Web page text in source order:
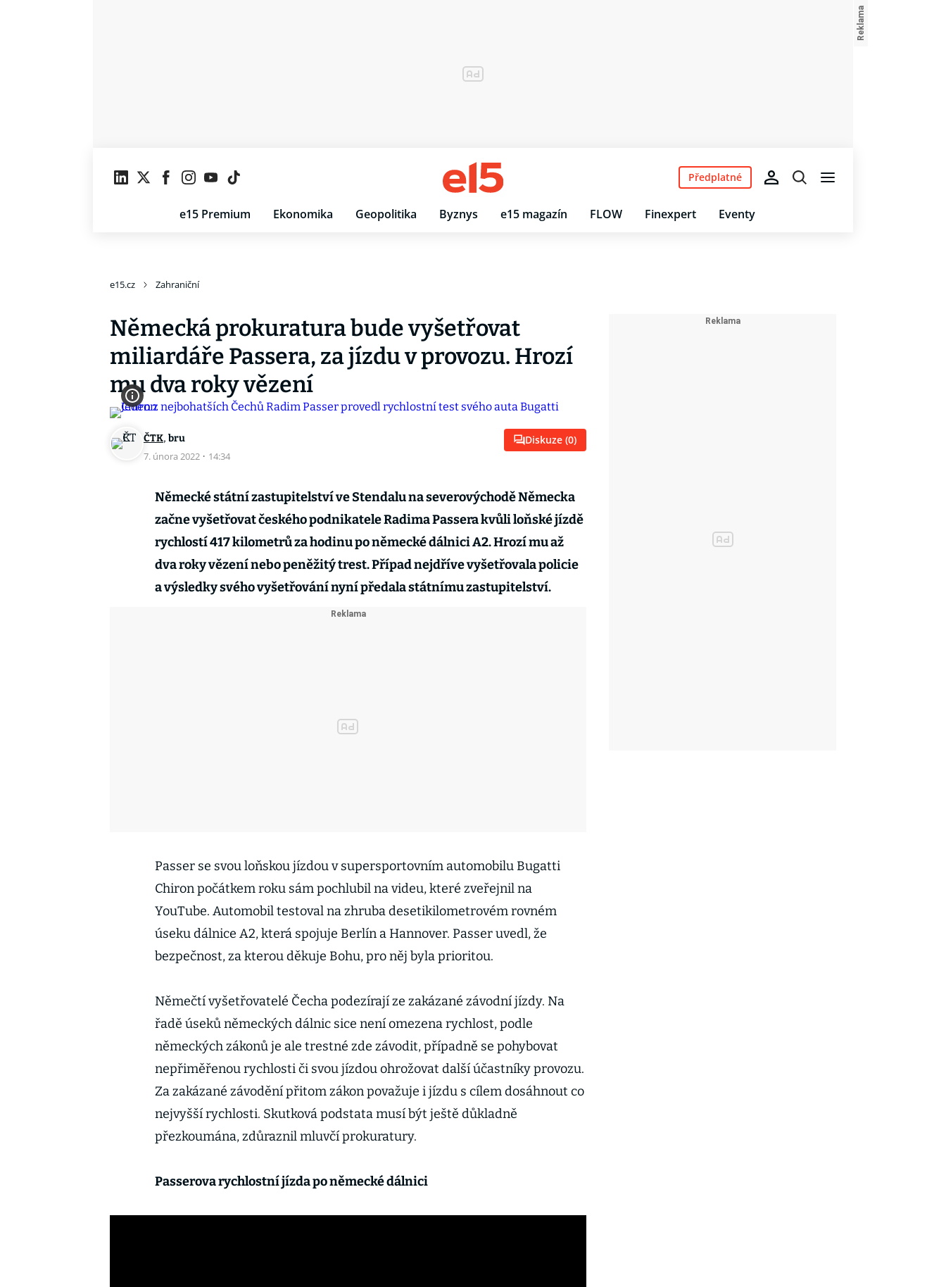
e15 Premium Ekonomika Geopolitika Byznys e15 magazín FLOW Finexpert Eventy
Předplatné
e15.cz Zahraniční
Německá prokuratura bude vyšetřovat
miliardáře Passera, za jízdu v provozu. Hrozí
mu dva roky vězení
ČTK, bru
7. února 2022 · 14:34
Diskuze (0)
Německé státní zastupitelství ve Stendalu na severovýchodě Německa
začne vyšetřovat českého podnikatele Radima Passera kvůli loňské jízdě
rychlostí 417 kilometrů za hodinu po německé dálnici A2. Hrozí mu až
dva roky vězení nebo peněžitý trest. Případ nejdříve vyšetřovala policie
a výsledky svého vyšetřování nyní předala státnímu zastupitelství.
Passer se svou loňskou jízdou v supersportovním automobilu Bugatti
Chiron počátkem roku sám pochlubil na videu, které zveřejnil na
YouTube. Automobil testoval na zhruba desetikilometrovém rovném
úseku dálnice A2, která spojuje Berlín a Hannover. Passer uvedl, že
bezpečnost, za kterou děkuje Bohu, pro něj byla prioritou.
Němečtí vyšetřovatelé Čecha podezírají ze zakázané závodní jízdy. Na
řadě úseků německých dálnic sice není omezena rychlost, podle
německých zákonů je ale trestné zde závodit, případně se pohybovat
nepřiměřenou rychlosti či svou jízdou ohrožovat další účastníky provozu.
Za zakázané závodění přitom zákon považuje i jízdu s cílem dosáhnout co
nejvyšší rychlosti. Skutková podstata musí být ještě důkladně
přezkoumána, zdůraznil mluvčí prokuratury.
Passerova rychlostní jízda po německé dálnici